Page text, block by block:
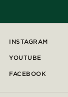
INSTAGRAM
YOUTUBE
FACEBOOK